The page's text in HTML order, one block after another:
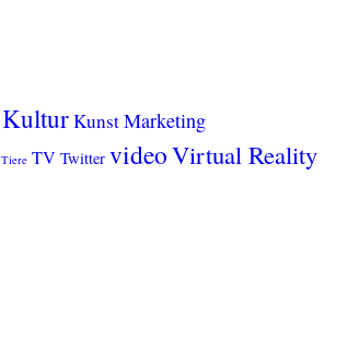
KulturKunstMarketing
Tiere TV Twitter videoVirtual Reality